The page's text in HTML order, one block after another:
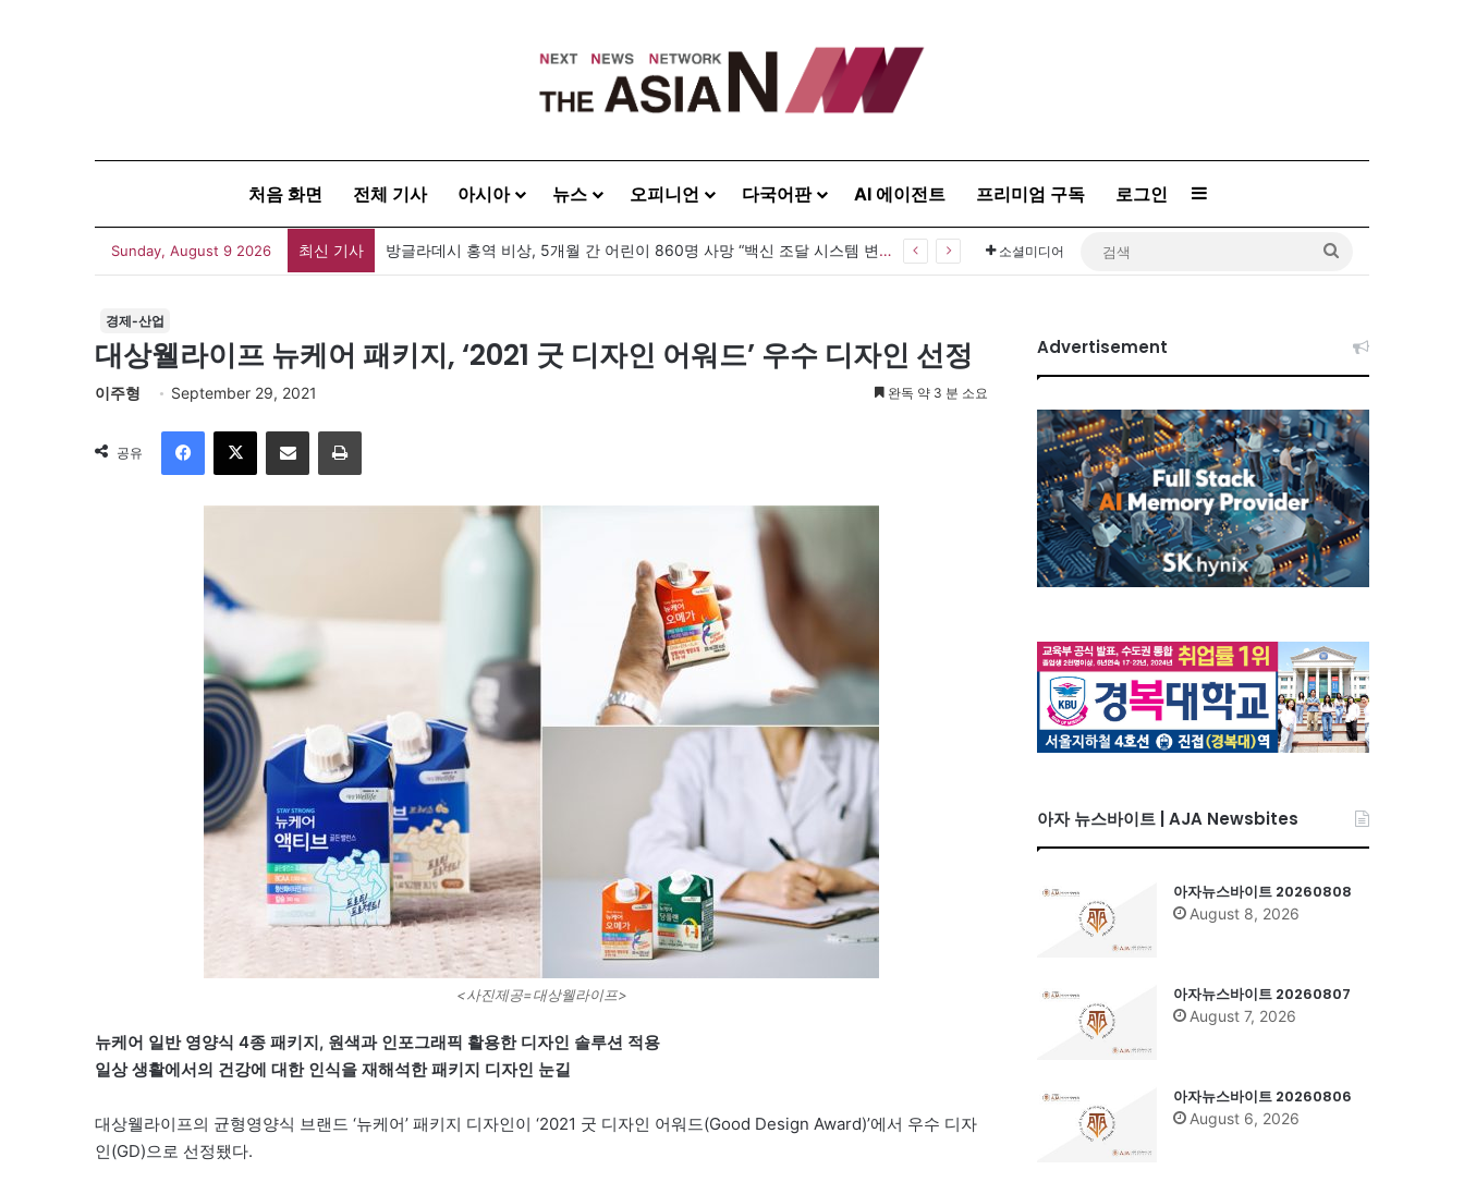
처음 화면 전체 기사 아시아 뉴스 오피니언 다국어판 AI 에이전트 프리미엄 구독 로그인 Sidebar
Sunday, August 9 2026 최신 기사 방글라데시 홍역 비상, 5개월 간 어린이 860명 사망 “백신 조달 시스템 변경이 화근” 소셜미디어
경제-산업
대상웰라이프 뉴케어 패키지, ‘2021 굿 디자인 어워드’ 우수 디자인 선정
이주형 September 29, 2021 완독 약 3 분 소요
공유
이메일
<사진제공=대상웰라이프>
뉴케어 일반 영양식 4종 패키지, 원색과 인포그래픽 활용한 디자인 솔루션 적용
일상 생활에서의 건강에 대한 인식을 재해석한 패키지 디자인 눈길
대상웰라이프의 균형영양식 브랜드 ‘뉴케어’ 패키지 디자인이 ‘2021 굿 디자인 어워드(Good Design Award)’에서 우수 디자
인(GD)으로 선정됐다.
Advertisement
아자 뉴스바이트 | AJA Newsbites
아자뉴스바이트 20260808
August 8, 2026
아자뉴스바이트 20260807
August 7, 2026
아자뉴스바이트 20260806
August 6, 2026